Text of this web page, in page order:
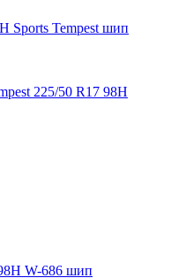
225/50 R17 98H